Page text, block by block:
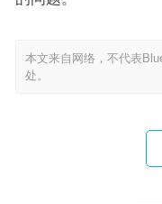
本文来自网络，不代表
处。